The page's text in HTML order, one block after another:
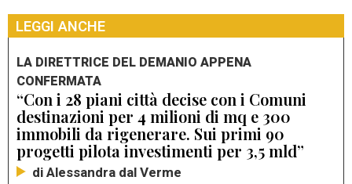
LEGGI ANCHE
LA DIRETTRICE DEL DEMANIO APPENA
CONFERMATA
“Con i 28 piani città decise con i Comuni
destinazioni per 4 milioni di mq e 300
immobili da rigenerare. Sui primi 90
progetti pilota investimenti per 3,5 mld”
di Alessandra dal Verme